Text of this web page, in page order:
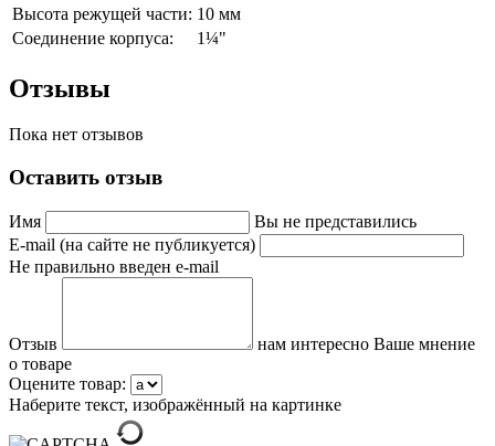
Высота режущей части: 10 мм
Соединение корпуса:
1¼"
Отзывы
Пока нет отзывов
Оставить отзыв
Имя
Вы не представились
E-mail (на сайте не публикуется)
Не правильно введен e-mail
Отзыв
нам интересно Ваше мнение
о товаре
Оцените товар:
Наберите текст, изображённый на картинке